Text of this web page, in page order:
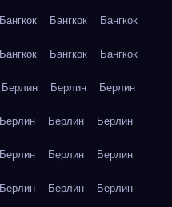
Бангкок Бангкок Бангкок
Бангкок Бангкок Бангкок
Берлин Берлин Берлин
Берлин Берлин Берлин
Берлин Берлин Берлин
Берлин Берлин Берлин